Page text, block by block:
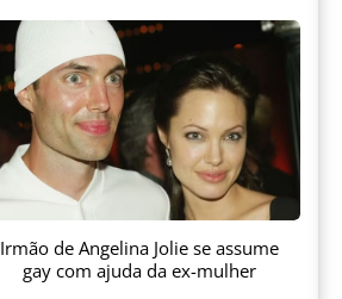
Irmão de Angelina Jolie se assume
gay com ajuda da ex-mulher